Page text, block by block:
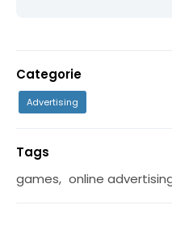
Categorie
Advertising
Tags
games, online